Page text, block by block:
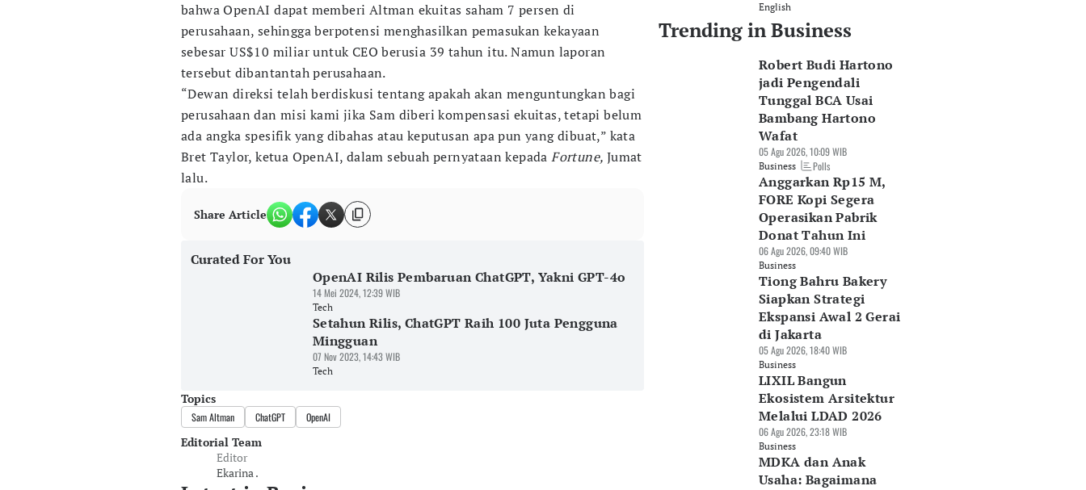
bahwa OpenAI dapat memberi Altman ekuitas saham 7 persen di
perusahaan, sehingga berpotensi menghasilkan pemasukan kekayaan
sebesar US$10 miliar untuk CEO berusia 39 tahun itu. Namun laporan
tersebut dibantantah perusahaan.
“Dewan direksi telah berdiskusi tentang apakah akan menguntungkan bagi
perusahaan dan misi kami jika Sam diberi kompensasi ekuitas, tetapi belum
ada angka spesifik yang dibahas atau keputusan apa pun yang dibuat,” kata
Bret Taylor, ketua OpenAI, dalam sebuah pernyataan kepadaFortune, Jumat
lalu.
Share Article
Curated For You
OpenAI Rilis Pembaruan ChatGPT, Yakni GPT-4o
14 Mei 2024, 12:39 WIB
Tech
Setahun Rilis, ChatGPT Raih 100 Juta Pengguna
Mingguan
07 Nov 2023, 14:43 WIB
Tech
Topics
Sam Altman ChatGPT OpenAI
Editorial Team
Editor
Ekarina .
English
Trending in Business
Robert Budi Hartono
jadi Pengendali
Tunggal BCA Usai
Bambang Hartono
Wafat
05 Agu 2026, 10:09 WIB
Business Polls
Anggarkan Rp15 M,
FORE Kopi Segera
Operasikan Pabrik
Donat Tahun Ini
06 Agu 2026, 09:40 WIB
Business
Tiong Bahru Bakery
Siapkan Strategi
Ekspansi Awal 2 Gerai
di Jakarta
05 Agu 2026, 18:40 WIB
Business
LIXIL Bangun
Ekosistem Arsitektur
Melalui LDAD 2026
06 Agu 2026, 23:18 WIB
Business
MDKA dan Anak
Usaha: Bagaimana